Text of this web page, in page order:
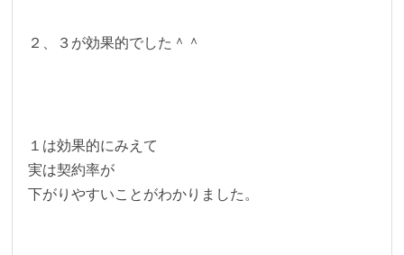
２、３が効果的でした＾＾
１は効果的にみえて
実は契約率が
下がりやすいことがわかりました。